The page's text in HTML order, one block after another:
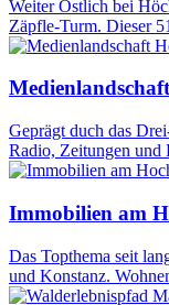
Weiter Östlich bei
Zäpfle-Turm. Dieser
Geprägt duch das
Radio, Zeitungen und
Immobilien am
Das Topthema seit
und Konstanz.